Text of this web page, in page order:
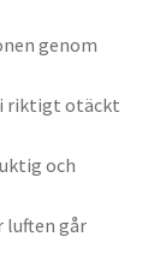
genom
riktigt otäckt
och
luften går